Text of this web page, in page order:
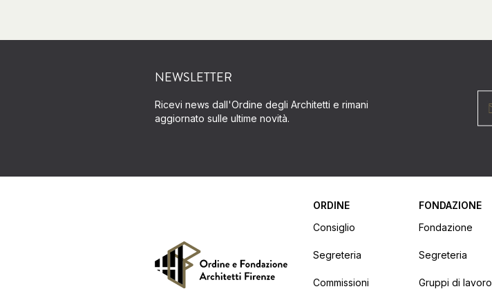
NEWSLETTER
Ricevi news dall'Ordine degli Architetti e rimani
aggiornato sulle ultime novità.
ORDINE
Consiglio
Segreteria
Commissioni
FONDAZIONE
Fondazione
Segreteria
Gruppi di lavoro